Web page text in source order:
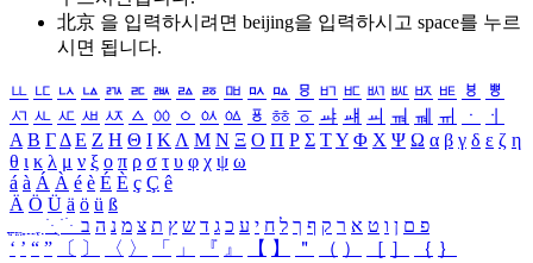
北京 을 입력하시려면 beijing을 입력하시고 space를 누르
시면 됩니다.
ㅥ ㅦ ㅧ ㅨ ㅩ ㅪ ㅫ ㅬ ㅭ ㅮ ㅯ ㅰ ㅱ ㅲ ㅳ ㅴ ㅵ ㅶ ㅷ ㅸ
ㅹ
ㅺ ㅻ ㅼ ㅽ ㅾ ㅿ ㆀ ㆁ ㆂ ㆃ ㆄ ㆅ ㆆ ㆇ ㆈ ㆉ ㆊ ㆋ ㆌ ㆍ
ㆎ
Α Β ΓΔ Ε Ζ Η Θ Ι ΚΛ Μ Ν Ξ Ο Π Ρ Σ ΤΥ Φ Χ Ψ Ω α β γ δ ε ζ η
θ ι κ λ μ ν ξ ο π ρ σ τ υ φ χ ψ ω
á à Á À é è É È ç Ç ê
Ä Ö Ü ä ö ü ß
ִֶֹ ֻּ ׁׂ פ ם ן ו ט א ר ק ף ך ל ח י ע כ ג ד ש ץ ת צ מ נ ה ב
‘ ’ “ ” 〔 〕 〈 〉 「 」 『 』 【 】 ＂ （ ） ［ ］ ｛ ｝